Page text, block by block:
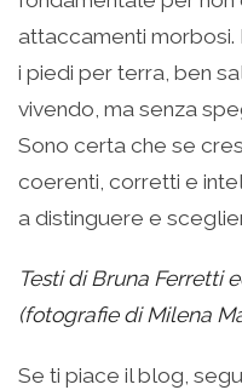
attaccamenti morbosi.
i piedi per terra, ben
vivendo, ma senza
Sono certa che se
coerenti, corretti e
a distinguere e
Testi di Bruna Ferretti
(fotografie di Milena
Se ti piace il blog,